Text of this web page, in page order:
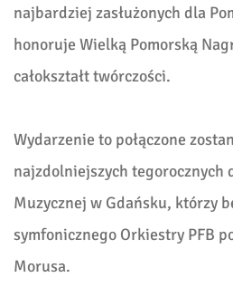
najbardziej zasłużonych dla
honoruje Wielką Pomorską
całokształt twórczości.
Wydarzenie to połączone
najzdolniejszych tegorocznych
Muzycznej w Gdańsku, którzy
symfonicznego Orkiestry PFB
Morusa.